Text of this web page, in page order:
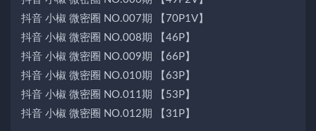
抖音 小椒 微密圈 NO.007期 【70P1V】
抖音 小椒 微密圈 NO.008期 【46P】
抖音 小椒 微密圈 NO.009期 【66P】
抖音 小椒 微密圈 NO.010期 【63P】
抖音 小椒 微密圈 NO.011期 【53P】
抖音 小椒 微密圈 NO.012期 【31P】